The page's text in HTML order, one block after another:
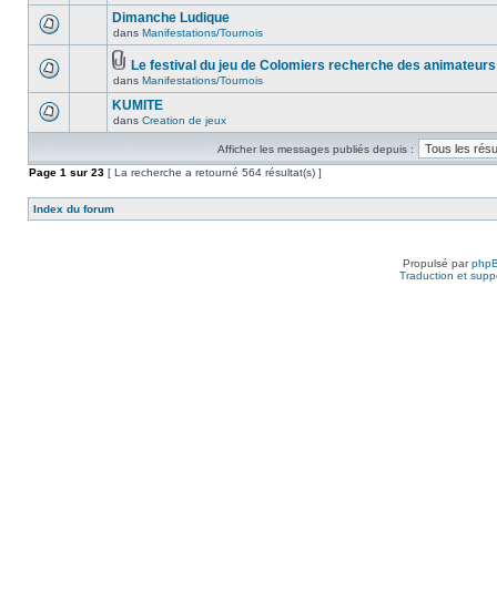
Dimanche Ludique
dans Manifestations/Tournois
Le festival du jeu de Colomiers recherche des animateurs
dans Manifestations/Tournois
KUMITE
dans Creation de jeux
Afficher les messages publiés depuis :
Page 1 sur 23 [ La recherche a retourné 564 résultat(s) ]
Index du forum
Propulsé par
Traduction et